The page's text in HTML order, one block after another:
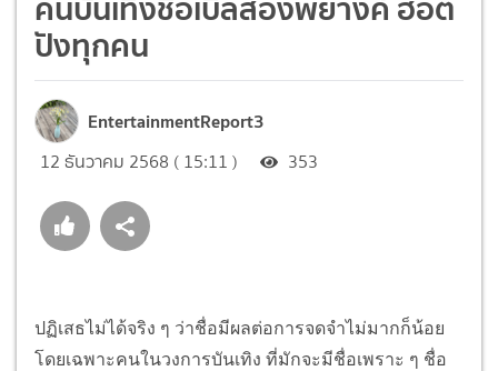
ปังทุกคน
EntertainmentReport3
12 ธันวาคม 2568 ( 15:11 ) 353
ปฏิเสธไม่ได้จริง ๆ ว่าชื่อมีผลต่อการจดจำไม่มากก็น้อย
โดยเฉพาะคนในวงการบันเทิง ที่มักจะมีชื่อเพราะ ๆ ชื่อ